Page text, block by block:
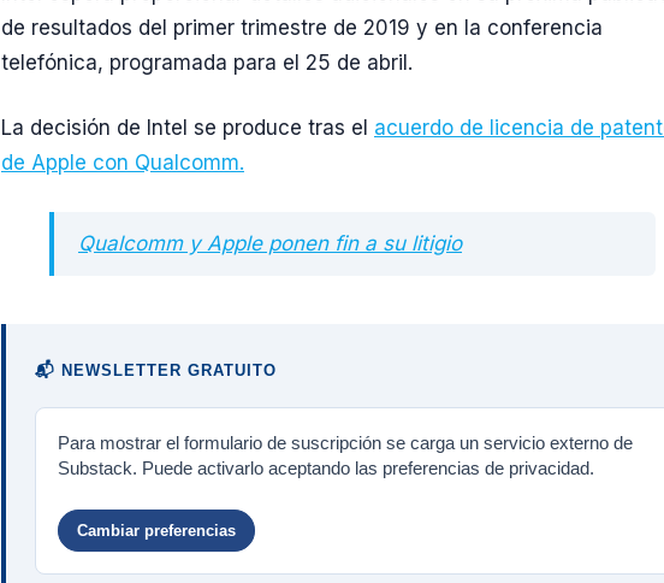
de resultados del primer trimestre de 2019 y en la conferencia
telefónica, programada para el 25 de abril.
La decisión de Intel se produce tras el acuerdo de licencia de
de Apple con Qualcomm.
Qualcomm y Apple ponen fin a su litigio
📬 NEWSLETTER GRATUITO
Para mostrar el formulario de suscripción se carga un servicio externo de
Substack. Puede activarlo aceptando las preferencias de privacidad.
Cambiar preferencias